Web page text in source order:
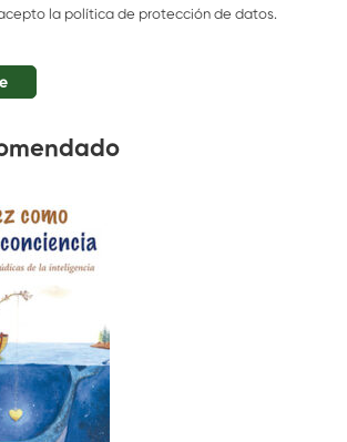
la política de protección de datos.